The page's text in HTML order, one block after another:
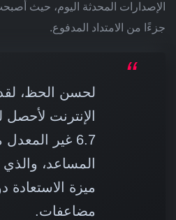
الإصدارات المحدثة اليوم، حيث
جزءًا من الامتداد المدفوع.
لحسن الحظ،
الإنترنت
6.7 غير
المساعد، والذي
ميزة
مضاعفات.